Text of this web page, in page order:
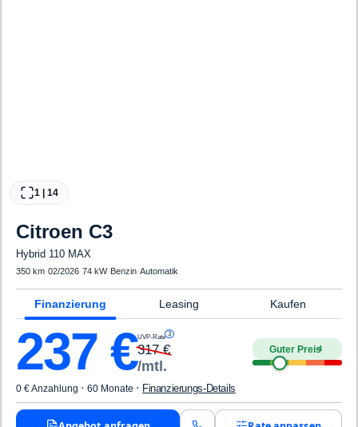
1 14
Citroen C3
Hybrid 110 MAX
350 km·02/2026·74 kW· Benzin·Automatik
Finanzierung Leasing Kaufen
237 €UVP-Rate 3
317€
/mtl.
Guter Preis4
0 € Anzahlung · 60 Monate · Finanzierungs-Details